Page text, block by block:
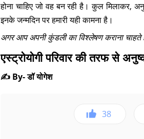
होना चाहिए जो वह बन रही है। कुल मिलाकर,
इनके जन्मदिन पर हमारी यही कामना है।
अगर आप अपनी कुंडली का विश्लेषण कराना चाहते
एस्ट्रोयोगी परिवार की तरफ से
✍️ By- डॉ योगेश
38